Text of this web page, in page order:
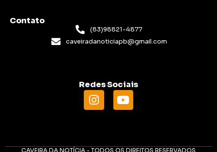
Contato
(83)98821-4877
caveiradanoticiapb@gmail.com
Redes Sociais
CAVEIRA DA NOTÍCIA - TODOS OS DIREITOS RESERVADOS